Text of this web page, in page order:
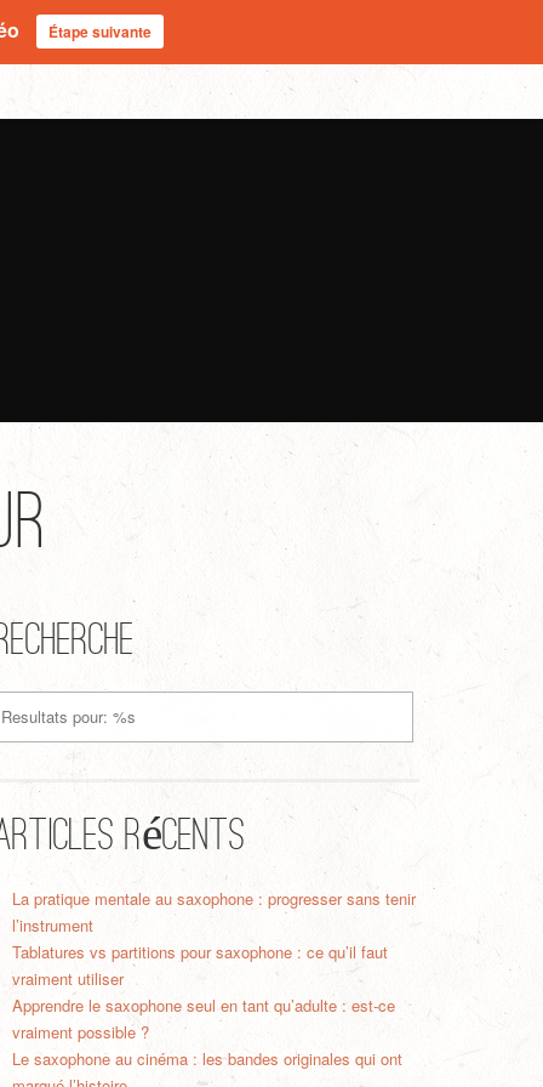
récents
La pratique mentale au saxophone : progresser sans tenir
l’instrument
Tablatures vs partitions pour saxophone : ce qu’il faut
vraiment utiliser
Apprendre le saxophone seul en tant qu’adulte : est-ce
vraiment possible ?
Le saxophone au cinéma : les bandes originales qui ont
Étape suivante